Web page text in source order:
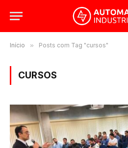
Início » Posts com Tag "cursos"
CURSOS